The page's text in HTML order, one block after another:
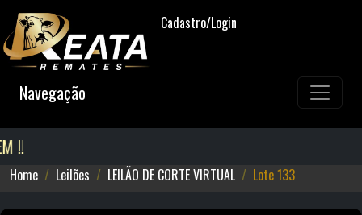
Cadastro/Login
Navegação
Home Leilões LEILÃO DE CORTE VIRTUAL Lote 133